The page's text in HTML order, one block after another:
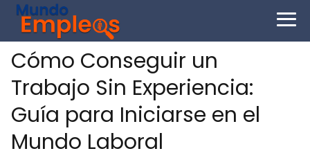
Cómo Conseguir un
Trabajo Sin Experiencia:
Guía para Iniciarse en el
Mundo Laboral